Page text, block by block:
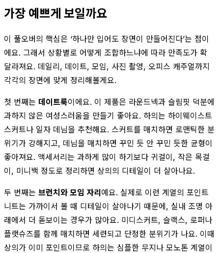
가장 예쁘게 보일까요
이 풀오버의 핵심은 ‘하나만 입어도 장면이 만들어진다’는 점이
에요. 그래서 상황별로 어떻게 조합하느냐에 따라 만족도가 확
달라져요. 데일리, 데이트, 모임, 사진 촬영, 오피스 캐주얼까지
각각의 장면에 맞게 정리해볼게요.
첫 번째는 데이트룩이에요. 이 제품은 라운드넥과 슬림핏 덕분에
과하지 않은 여성스러움을 만들기 좋아요. 하의는 하이웨이스트
스커트나 일자 데님을 추천해요. 스커트를 매치하면 로맨틱한 분
위기가 강해지고, 데님을 매치하면 꾸민 듯 안 꾸민 듯한 균형이
좋아져요. 액세서리는 과하게 많이 하기보다 귀걸이, 작은 목걸
이, 미니백 정도로 정리하면 상의의 디테일이 더 살아나요.
두 번째는 브런치와 모임 자리예요. 실제로 이런 계열의 포인트
니트는 가까이서 볼 때 디테일이 살아나기 때문에, 실내 조명 아
래에서 더 돋보이는 경우가 많아요. 미디스커트, 슬랙스, 로퍼나
플랫슈즈를 함께 매치하면 세련되고 단정한 분위기가 나요. 이때
상의가 이미 포인트이므로 하의는 심플한 무지나 모노톤 계열이